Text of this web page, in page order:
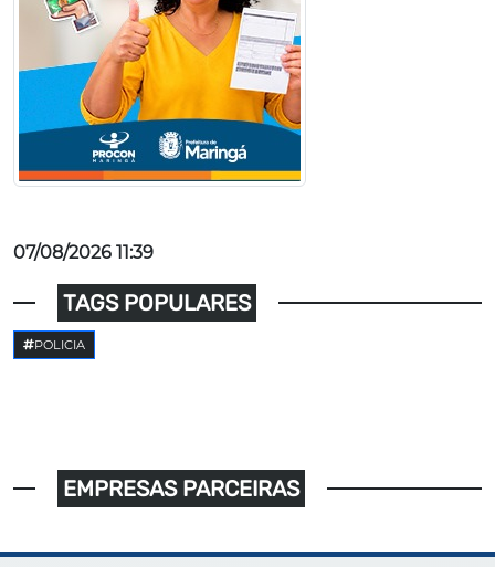
07/08/2026 11:39
TAGS POPULARES
POLICIA
EMPRESAS PARCEIRAS